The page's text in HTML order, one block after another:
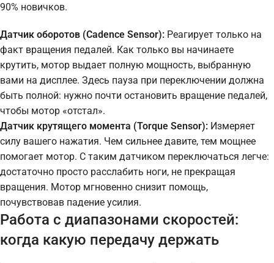
90% новичков.
Датчик оборотов (Cadence Sensor): Реагирует только на
факт вращения педалей. Как только вы начинаете
крутить, мотор выдает полную мощность, выбранную
вами на дисплее. Здесь пауза при переключении должна
быть полной: нужно почти остановить вращение педалей,
чтобы мотор «отстал».
Датчик крутящего момента (Torque Sensor): Измеряет
силу вашего нажатия. Чем сильнее давите, тем мощнее
помогает мотор. С таким датчиком переключаться легче:
достаточно просто расслабить ноги, не прекращая
вращения. Мотор мгновенно снизит помощь,
почувствовав падение усилия.
Работа с диапазонами скоростей:
когда какую передачу держать